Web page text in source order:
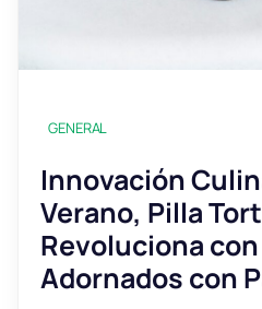
GENERAL
Innovación
Verano, Pilla
Revoluciona
Adornados con